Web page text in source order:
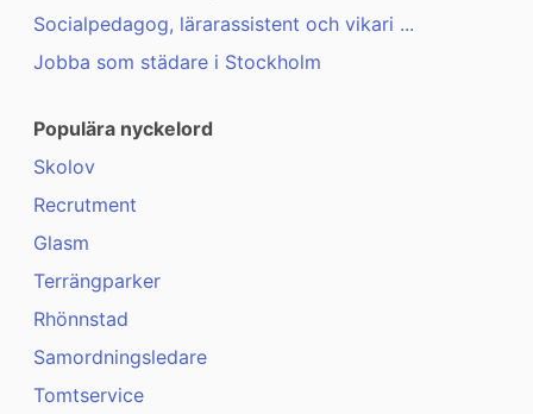
Socialpedagog, lärarassistent och vikari ...
Jobba som städare i Stockholm
Populära nyckelord
Skolov
Recrutment
Glasm
Terrängparker
Rhönnstad
Samordningsledare
Tomtservice